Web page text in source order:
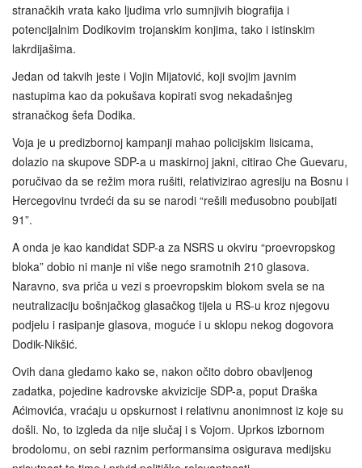
stranačkih vrata kako ljudima vrlo sumnjivih biografija i
potencijalnim Dodikovim trojanskim konjima, tako i istinskim
lakrdijašima.
Jedan od takvih jeste i Vojin Mijatović, koji svojim javnim
nastupima kao da pokušava kopirati svog nekadašnjeg
stranačkog šefa Dodika.
Voja je u predizbornoj kampanji mahao policijskim lisicama,
dolazio na skupove SDP-a u maskirnoj jakni, citirao Che Guevaru,
poručivao da se režim mora rušiti, relativizirao agresiju na Bosnu i
Hercegovinu tvrdeći da su se narodi “rešili međusobno poubijati
91”.
A onda je kao kandidat SDP-a za NSRS u okviru “proevropskog
bloka” dobio ni manje ni više nego sramotnih 210 glasova.
Naravno, sva priča u vezi s proevropskim blokom svela se na
neutralizaciju bošnjačkog glasačkog tijela u RS-u kroz njegovu
podjelu i rasipanje glasova, moguće i u sklopu nekog dogovora
Dodik-Nikšić.
Ovih dana gledamo kako se, nakon očito dobro obavljenog
zadatka, pojedine kadrovske akvizicije SDP-a, poput Draška
Aćimovića, vraćaju u opskurnost i relativnu anonimnost iz koje su
došli. No, to izgleda da nije slučaj i s Vojom. Uprkos izbornom
brodolomu, on sebi raznim performansima osigurava medijsku